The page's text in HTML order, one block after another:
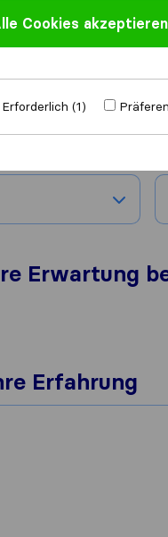
Erwartung
Erfahrung
Cookies akzeptieren
Erforderlich (1)